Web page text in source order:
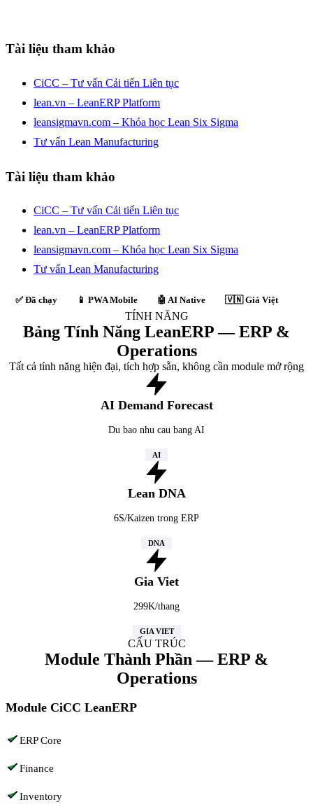
Tài liệu tham khảo
CiCC – Tư vấn Cải tiến Liên tục
lean.vn – LeanERP Platform
leansigmavn.com – Khóa học Lean Six Sigma
Tư vấn Lean Manufacturing
Tài liệu tham khảo
CiCC – Tư vấn Cải tiến Liên tục
lean.vn – LeanERP Platform
leansigmavn.com – Khóa học Lean Six Sigma
Tư vấn Lean Manufacturing
✅ Đã chạy 📱 PWA Mobile 🤖 AI Native 🇻🇳 Giá Việt
TÍNH NĂNG
Bảng Tính Năng LeanERP — ERP &
Operations
Tất cả tính năng hiện đại, tích hợp sẵn, không cần module mở rộng
AI Demand Forecast
Du bao nhu cau bang AI
AI
Lean DNA
6S/Kaizen trong ERP
DNA
Gia Viet
299K/thang
GIA VIET
CẤU TRÚC
Module Thành Phần — ERP &
Operations
Module CiCC LeanERP
ERP Core
Finance
Inventory